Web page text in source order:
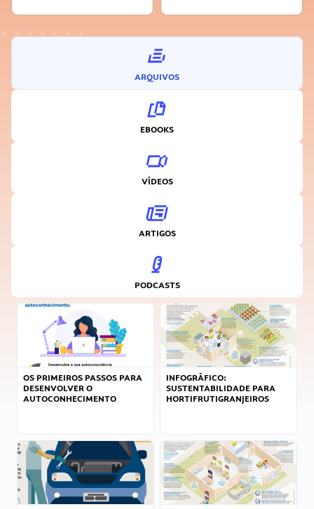
ARQUIVOS
EBOOKS
VÍDEOS
ARTIGOS
PODCASTS
OS PRIMEIROS PASSOS PARA
DESENVOLVER O
AUTOCONHECIMENTO
INFOGRÁFICO:
SUSTENTABILIDADE PARA
HORTIFRUTIGRANJEIROS